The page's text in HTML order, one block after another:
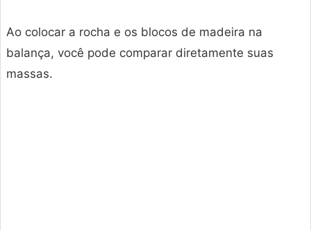
Ao colocar a rocha e os blocos de madeira na
balança, você pode comparar diretamente suas
massas.